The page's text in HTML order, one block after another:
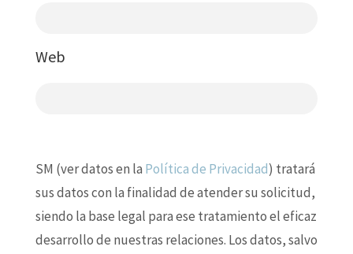
Web
SM (ver datos en la Política de Privacidad) tratará
sus datos con la finalidad de atender su solicitud,
siendo la base legal para ese tratamiento el eficaz
desarrollo de nuestras relaciones. Los datos, salvo